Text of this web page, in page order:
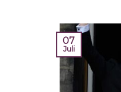
07
Juli